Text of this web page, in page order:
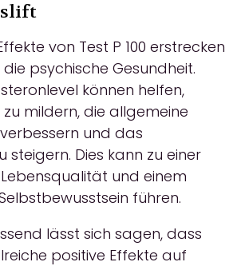
von Test P 100 erstrecken
psychische Gesundheit.
können helfen,
mildern, die allgemeine
und das
steigern. Dies kann zu einer
und einem
führen.
lässt sich sagen, dass
positive Effekte auf